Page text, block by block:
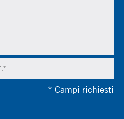
* Campi richiesti